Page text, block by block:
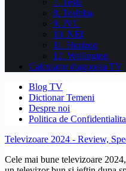
7. Tesla
8. Toshiba
9. JVC
10. NEI
11. Horizon
12. Wellington
Calculator diagonala TV
Blog TV
Dictionar Temeni
Despre noi
Politica de
Televizoare 2024 - Review,
Cele mai bune televizoare